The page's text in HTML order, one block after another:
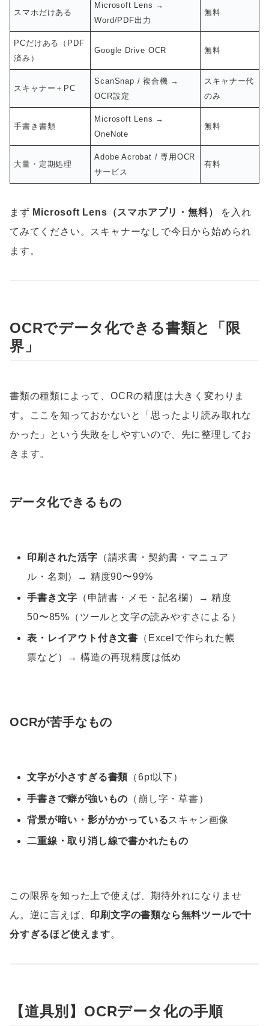
スマホだけある
Microsoft Lens →
Word/PDF出力
無料
PCだけある（PDF
済み）
Google Drive OCR 無料
スキャナー＋PC
ScanSnap / 複合機 →
OCR設定
スキャナー代
のみ
手書き書類
Microsoft Lens →
OneNote
無料
大量・定期処理
Adobe Acrobat / 専用OCR
サービス
有料
まず Microsoft Lens（スマホアプリ・無料）
を入れ
てみてください。スキャナーなしで今日から始められ
ます。
OCRでデータ化できる書類と「限
界」
書類の種類によって、OCRの精度は大きく変わりま
す。ここを知っておかないと「思ったより読み取れな
かった」という失敗をしやすいので、先に整理してお
きます。
データ化できるもの
印刷された活字 （請求書・契約書・マニュア
ル・名刺）→ 精度90〜99%
手書き文字 （申請書・メモ・記名欄）→ 精度
50〜85%（ツールと文字の読みやすさによる）
表・レイアウト付き文書 （Excelで作られた帳
票など）→ 構造の再現精度は低め
OCRが苦手なもの
文字が小さすぎる書類 （6pt以下）
手書きで癖が強いもの （崩し字・草書）
背景が暗い・影がかかっているスキャン画像
二重線・取り消し線で書かれたもの
この限界を知った上で使えば、期待外れになりませ
ん。逆に言えば、 印刷文字の書類なら無料ツールで十
分すぎるほど使えます。
【道具別】OCRデータ化の手順